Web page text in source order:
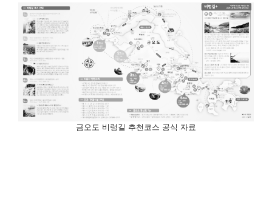
금오도 비렁길 추천코스 공식 자료